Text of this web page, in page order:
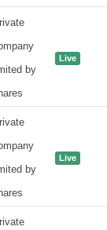
by
Live
by
Live